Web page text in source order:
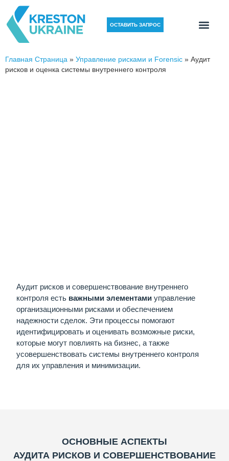
ОСТАВИТЬ ЗАПРОС
Главная Страница » Управление рисками и Forensic » Аудит
рисков и оценка системы внутреннего контроля
Аудит рисков и совершенствование внутреннего
контроля есть важными элементамиуправление
организационными рисками и обеспечением
надежности сделок. Эти процессы помогают
идентифицировать и оценивать возможные риски,
которые могут повлиять на бизнес, а также
усовершенствовать системы внутреннего контроля
для их управления и минимизации.
ОСНОВНЫЕ АСПЕКТЫ
АУДИТА РИСКОВ И СОВЕРШЕНСТВОВАНИЕ